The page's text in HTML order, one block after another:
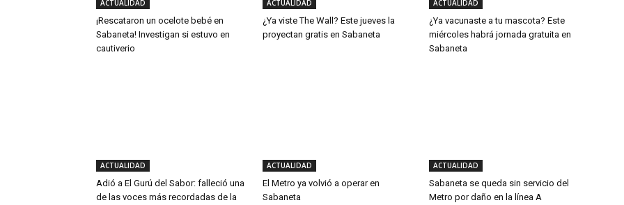
ACTUALIDAD
¡Rescataron un ocelote bebé en
Sabaneta! Investigan si estuvo en
cautiverio
ACTUALIDAD
¿Ya viste The Wall? Este jueves la
proyectan gratis en Sabaneta
ACTUALIDAD
¿Ya vacunaste a tu mascota? Este
miércoles habrá jornada gratuita en
Sabaneta
ACTUALIDAD
Adió a El Gurú del Sabor: falleció una
de las voces más recordadas de la
ACTUALIDAD
El Metro ya volvió a operar en
Sabaneta
ACTUALIDAD
Sabaneta se queda sin servicio del
Metro por daño en la línea A